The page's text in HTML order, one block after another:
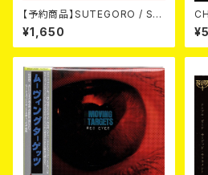
【予約商品】SUTEGORO / ST
REET BATTLE (CD)【8月8日
発売】
¥1,650